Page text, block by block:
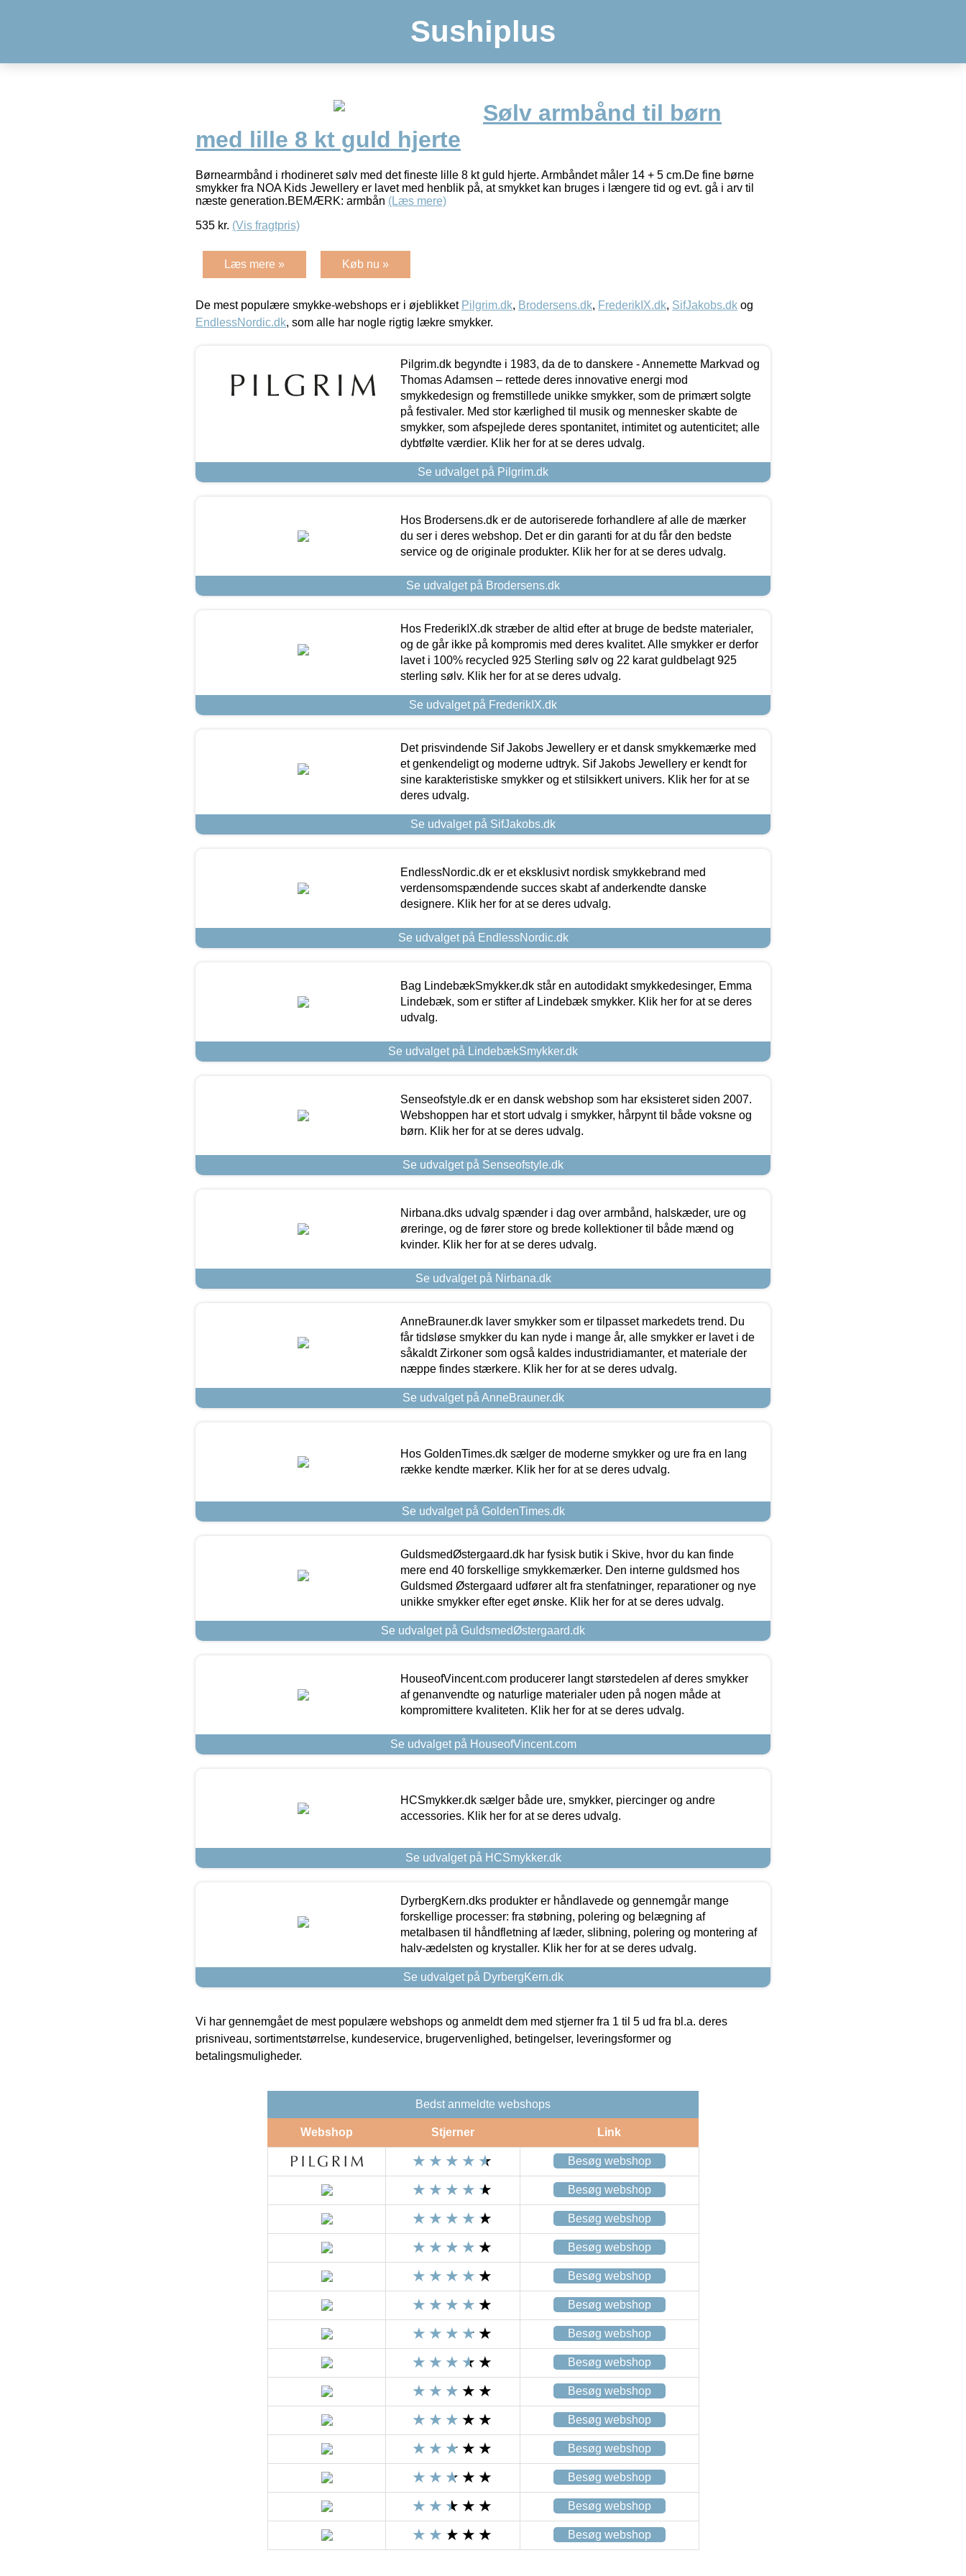
Sushiplus
Sølv armbånd til børn
med lille 8 kt guld hjerte
Børnearmbånd i rhodineret sølv med det fineste lille 8 kt guld hjerte. Armbåndet måler 14 + 5 cm.De fine børne
smykker fra NOA Kids Jewellery er lavet med henblik på, at smykket kan bruges i længere tid og evt. gå i arv til
næste generation.BEMÆRK: armbån (Læs mere)
535 kr. (Vis fragtpris)
Læs mere » Køb nu »
De mest populære smykke-webshops er i øjeblikket Pilgrim.dk, Brodersens.dk, FrederikIX.dk, SifJakobs.dk og
EndlessNordic.dk, som alle har nogle rigtig lækre smykker.
Pilgrim.dk begyndte i 1983, da de to danskere - Annemette Markvad og
Thomas Adamsen – rettede deres innovative energi mod
smykkedesign og fremstillede unikke smykker, som de primært solgte
på festivaler. Med stor kærlighed til musik og mennesker skabte de
smykker, som afspejlede deres spontanitet, intimitet og autenticitet; alle
dybtfølte værdier. Klik her for at se deres udvalg.
Se udvalget på Pilgrim.dk
Hos Brodersens.dk er de autoriserede forhandlere af alle de mærker
du ser i deres webshop. Det er din garanti for at du får den bedste
service og de originale produkter. Klik her for at se deres udvalg.
Se udvalget på Brodersens.dk
Hos FrederikIX.dk stræber de altid efter at bruge de bedste materialer,
og de går ikke på kompromis med deres kvalitet. Alle smykker er derfor
lavet i 100% recycled 925 Sterling sølv og 22 karat guldbelagt 925
sterling sølv. Klik her for at se deres udvalg.
Se udvalget på FrederikIX.dk
Det prisvindende Sif Jakobs Jewellery er et dansk smykkemærke med
et genkendeligt og moderne udtryk. Sif Jakobs Jewellery er kendt for
sine karakteristiske smykker og et stilsikkert univers. Klik her for at se
deres udvalg.
Se udvalget på SifJakobs.dk
EndlessNordic.dk er et eksklusivt nordisk smykkebrand med
verdensomspændende succes skabt af anderkendte danske
designere. Klik her for at se deres udvalg.
Se udvalget på EndlessNordic.dk
Bag LindebækSmykker.dk står en autodidakt smykkedesinger, Emma
Lindebæk, som er stifter af Lindebæk smykker. Klik her for at se deres
udvalg.
Se udvalget på LindebækSmykker.dk
Senseofstyle.dk er en dansk webshop som har eksisteret siden 2007.
Webshoppen har et stort udvalg i smykker, hårpynt til både voksne og
børn. Klik her for at se deres udvalg.
Se udvalget på Senseofstyle.dk
Nirbana.dks udvalg spænder i dag over armbånd, halskæder, ure og
øreringe, og de fører store og brede kollektioner til både mænd og
kvinder. Klik her for at se deres udvalg.
Se udvalget på Nirbana.dk
AnneBrauner.dk laver smykker som er tilpasset markedets trend. Du
får tidsløse smykker du kan nyde i mange år, alle smykker er lavet i de
såkaldt Zirkoner som også kaldes industridiamanter, et materiale der
næppe findes stærkere. Klik her for at se deres udvalg.
Se udvalget på AnneBrauner.dk
Hos GoldenTimes.dk sælger de moderne smykker og ure fra en lang
række kendte mærker. Klik her for at se deres udvalg.
Se udvalget på GoldenTimes.dk
GuldsmedØstergaard.dk har fysisk butik i Skive, hvor du kan finde
mere end 40 forskellige smykkemærker. Den interne guldsmed hos
Guldsmed Østergaard udfører alt fra stenfatninger, reparationer og nye
unikke smykker efter eget ønske. Klik her for at se deres udvalg.
Se udvalget på GuldsmedØstergaard.dk
HouseofVincent.com producerer langt størstedelen af deres smykker
af genanvendte og naturlige materialer uden på nogen måde at
kompromittere kvaliteten. Klik her for at se deres udvalg.
Se udvalget på HouseofVincent.com
HCSmykker.dk sælger både ure, smykker, piercinger og andre
accessories. Klik her for at se deres udvalg.
Se udvalget på HCSmykker.dk
DyrbergKern.dks produkter er håndlavede og gennemgår mange
forskellige processer: fra støbning, polering og belægning af
metalbasen til håndfletning af læder, slibning, polering og montering af
halv-ædelsten og krystaller. Klik her for at se deres udvalg.
Se udvalget på DyrbergKern.dk
Vi har gennemgået de mest populære webshops og anmeldt dem med stjerner fra 1 til 5 ud fra bl.a. deres
prisniveau, sortimentstørrelse, kundeservice, brugervenlighed, betingelser, leveringsformer og
betalingsmuligheder.
Bedst anmeldte webshops
Webshop Stjerner Link
Besøg webshop
Besøg webshop
Besøg webshop
Besøg webshop
Besøg webshop
Besøg webshop
Besøg webshop
Besøg webshop
Besøg webshop
Besøg webshop
Besøg webshop
Besøg webshop
Besøg webshop
Besøg webshop